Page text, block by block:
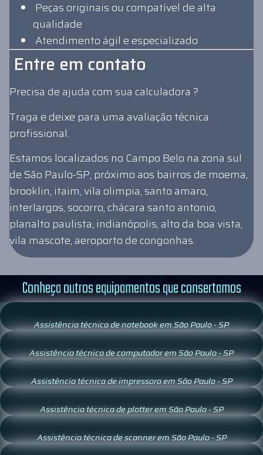
Peças originais ou compatível de alta
qualidade
Atendimento ágil e especializado
Entre em contato
Precisa de ajuda com sua calculadora ?
Traga e deixe para uma avaliação técnica
profissional.
Estamos localizados no Campo Belo na zona sul
de São Paulo-SP, próximo aos bairros de moema,
brooklin, itaim, vila olimpia, santo amaro,
interlargos, socorro, chácara santo antonio,
planalto paulista, indianópolis, alto da boa vista,
vila mascote, aeroporto de congonhas.
Conheça outros equipamentos que consertamos
Assistência técnica de notebook em São Paulo - SP
Assistência técnica de computador em São Paulo - SP
Assistência técnica de impressora em São Paulo - SP
Assistência técnica de plotter em São Paulo - SP
Assistência técnica de scanner em São Paulo - SP